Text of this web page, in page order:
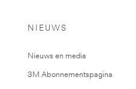
NIEUWS
Nieuws en media
3M Abonnementspagina